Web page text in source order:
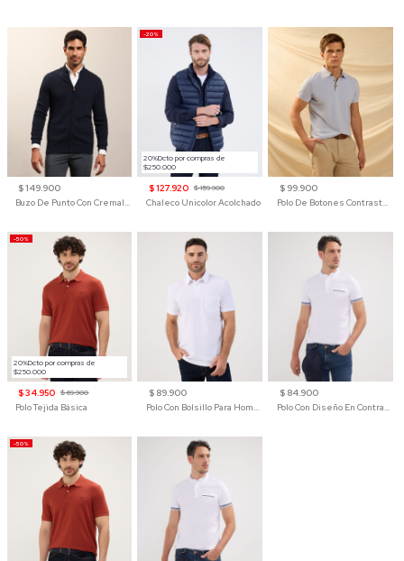
$ 149.900
Buzo De Punto Con Cremallera Para Hombre
20%Dcto por compras de
$250.000
-20%
$ 127.920 $ 159.900
Chaleco Unicolor Acolchado
$ 99.900
Polo De Botones Contraste Para Hombre
20%Dcto por compras de
$250.000
-50%
$ 34.950 $ 69.900
Polo Tejida Básica
$ 89.900
$ 84.900
-50%